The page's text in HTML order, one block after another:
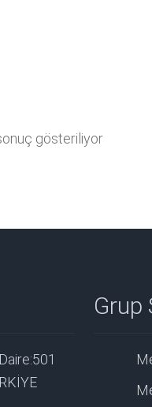
gösteriliyor
Grup